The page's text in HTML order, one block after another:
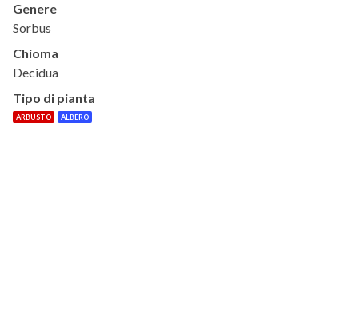
Genere
Sorbus
Chioma
Decidua
Tipo di pianta
ARBUSTO ALBERO